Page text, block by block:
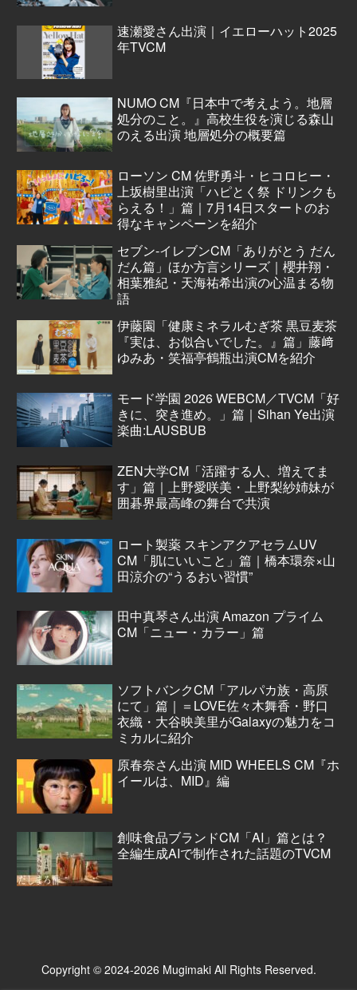
速瀬愛さん出演｜イエローハット2025
年TVCM
NUMO CM『日本中で考えよう。地層
処分のこと。』高校生役を演じる森山
のえる出演 地層処分の概要篇
ローソン CM 佐野勇斗・ヒコロヒー・
上坂樹里出演「ハピとく祭 ドリンクも
らえる！」篇｜7月14日スタートのお
得なキャンペーンを紹介
セブン‐イレブンCM「ありがとう だん
だん篇」ほか方言シリーズ｜櫻井翔・
相葉雅紀・天海祐希出演の心温まる物
語
伊藤園「健康ミネラルむぎ茶 黒豆麦茶
『実は、お似合いでした。』篇」藤﨑
ゆみあ・笑福亭鶴瓶出演CMを紹介
モード学園 2026 WEBCM／TVCM「好
きに、突き進め。」篇｜Sihan Ye出演
楽曲:LAUSBUB
ZEN大学CM「活躍する人、増えてま
す」篇｜上野愛咲美・上野梨紗姉妹が
囲碁界最高峰の舞台で共演
ロート製薬 スキンアクアセラムUV
CM「肌にいいこと」篇｜橋本環奈×山
田涼介の“うるおい習慣”
田中真琴さん出演 Amazon プライム
CM「ニュー・カラー」篇
ソフトバンクCM「アルパカ族・高原
にて」篇｜＝LOVE佐々木舞香・野口
衣織・大谷映美里がGalaxyの魅力をコ
ミカルに紹介
原春奈さん出演 MID WHEELS CM『ホ
イールは、MID』編
創味食品ブランドCM「AI」篇とは？
全編生成AIで制作された話題のTVCM
Copyright © 2024-2026 Mugimaki All Rights Reserved.